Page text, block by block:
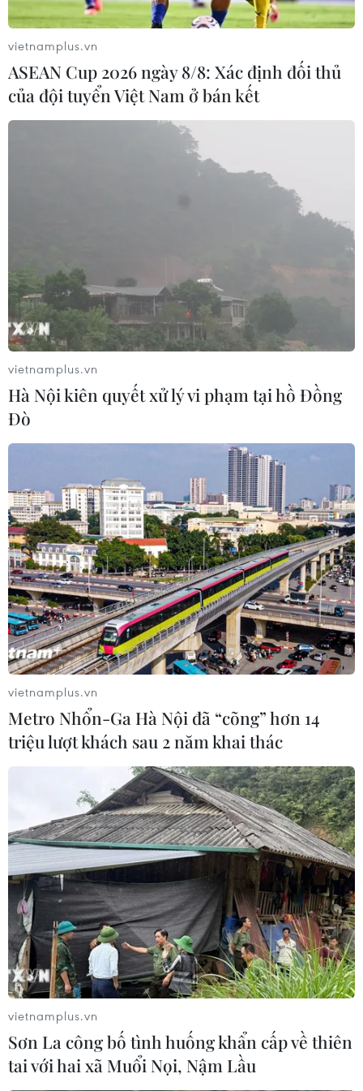
vietnamplus.vn
ASEAN Cup 2026 ngày 8/8: Xác định đối thủ
của đội tuyển Việt Nam ở bán kết
vietnamplus.vn
Hà Nội kiên quyết xử lý vi phạm tại hồ Đồng
Đò
vietnamplus.vn
Metro Nhổn-Ga Hà Nội đã “cõng” hơn 14
triệu lượt khách sau 2 năm khai thác
vietnamplus.vn
Sơn La công bố tình huống khẩn cấp về thiên
tai với hai xã Muổi Nọi, Nậm Lầu